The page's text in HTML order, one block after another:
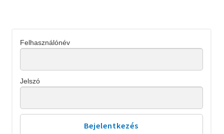
Felhasználónév
Jelszó